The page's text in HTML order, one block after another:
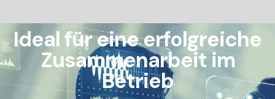
Ideal für eine erfolgreiche
Zusammenarbeit im
Betrieb